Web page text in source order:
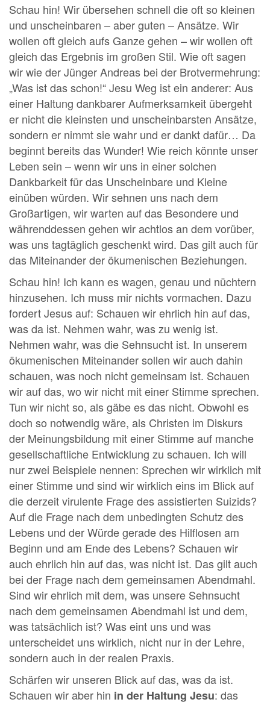
Schau hin! Wir übersehen schnell die oft so kleinen
und unscheinbaren – aber guten – Ansätze. Wir
wollen oft gleich aufs Ganze gehen – wir wollen oft
gleich das Ergebnis im großen Stil. Wie oft sagen
wir wie der Jünger Andreas bei der Brotvermehrung:
„Was ist das schon!“ Jesu Weg ist ein anderer: Aus
einer Haltung dankbarer Aufmerksamkeit übergeht
er nicht die kleinsten und unscheinbarsten Ansätze,
sondern er nimmt sie wahr und er dankt dafür… Da
beginnt bereits das Wunder! Wie reich könnte unser
Leben sein – wenn wir uns in einer solchen
Dankbarkeit für das Unscheinbare und Kleine
einüben würden. Wir sehnen uns nach dem
Großartigen, wir warten auf das Besondere und
währenddessen gehen wir achtlos an dem vorüber,
was uns tagtäglich geschenkt wird. Das gilt auch für
das Miteinander der ökumenischen Beziehungen.
Schau hin! Ich kann es wagen, genau und nüchtern
hinzusehen. Ich muss mir nichts vormachen. Dazu
fordert Jesus auf: Schauen wir ehrlich hin auf das,
was da ist. Nehmen wahr, was zu wenig ist.
Nehmen wahr, was die Sehnsucht ist. In unserem
ökumenischen Miteinander sollen wir auch dahin
schauen, was noch nicht gemeinsam ist. Schauen
wir auf das, wo wir nicht mit einer Stimme sprechen.
Tun wir nicht so, als gäbe es das nicht. Obwohl es
doch so notwendig wäre, als Christen im Diskurs
der Meinungsbildung mit einer Stimme auf manche
gesellschaftliche Entwicklung zu schauen. Ich will
nur zwei Beispiele nennen: Sprechen wir wirklich mit
einer Stimme und sind wir wirklich eins im Blick auf
die derzeit virulente Frage des assistierten Suizids?
Auf die Frage nach dem unbedingten Schutz des
Lebens und der Würde gerade des Hilflosen am
Beginn und am Ende des Lebens? Schauen wir
auch ehrlich hin auf das, was nicht ist. Das gilt auch
bei der Frage nach dem gemeinsamen Abendmahl.
Sind wir ehrlich mit dem, was unsere Sehnsucht
nach dem gemeinsamen Abendmahl ist und dem,
was tatsächlich ist? Was eint uns und was
unterscheidet uns wirklich, nicht nur in der Lehre,
sondern auch in der realen Praxis.
Schärfen wir unseren Blick auf das, was da ist.
Schauen wir aber hin in der Haltung Jesu: das